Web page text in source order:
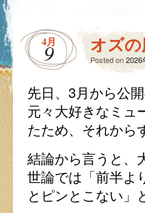
4月
9 オズ
Posted on2026
先日、3月から公
元々大好きなミュ
たため、それから
結論から言うと、
世論では「前半よ
とピンとこない